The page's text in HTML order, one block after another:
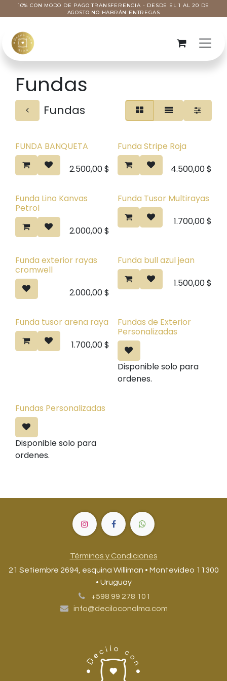
Ir al contenido
10% CON MODO DE PAGO TRANSFERENCIA - DESDE EL 1 AL 20 DE
AGOSTO NO HABRÁN ENTREGAS
Fundas
Fundas
FUNDA BANQUETA
2.500,00$
Funda Stripe Roja
4.500,00$
Funda Lino Kanvas
Petrol
2.000,00$
Funda Tusor Multirayas
1.700,00$
Funda exterior rayas
cromwell
2.000,00$
Funda bull azul jean
1.500,00$
Funda tusor arena raya
1.700,00$
Fundas de Exterior
Personalizadas
Disponible solo para
ordenes.
Fundas Personalizadas
Disponible solo para
ordenes.
Términos y Condiciones
21 Setiembre 2694, esquina Williman • Montevideo 11300
• Uruguay
+598 99 278 101
info@deciloconalma.com